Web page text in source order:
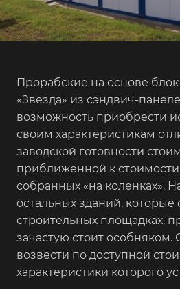
Прорабские на основе
«Звезда» из сэндвич-
возможность приобрести
своим характеристикам
заводской готовности
приближенной к
собранных «на коленках».
остальных зданий, которые
строительных площадках,
зачастую стоит особняком.
возвести по доступной
характеристики которого